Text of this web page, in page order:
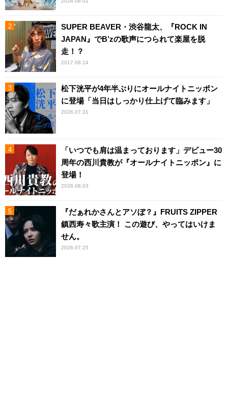
SUPER BEAVER・渋谷龍太、『ROCK IN
JAPAN』でB’zの歌声につられて楽屋を脱
走！？
2017.08.14
松下洸平が4年半ぶりにオールナイトニッポン
に登場「当日はしっかり仕上げて臨みます」
2026.07.31
「いつでも肩は温まっております」デビュー30
周年の西川貴教が『オールナイトニッポン』に
登場！
2026.08.03
『だぁれかさんとアソぼ？』FRUITS ZIPPER
鎮西寿々歌主演！ この遊び、やってはいけま
せん。
2026.07.25